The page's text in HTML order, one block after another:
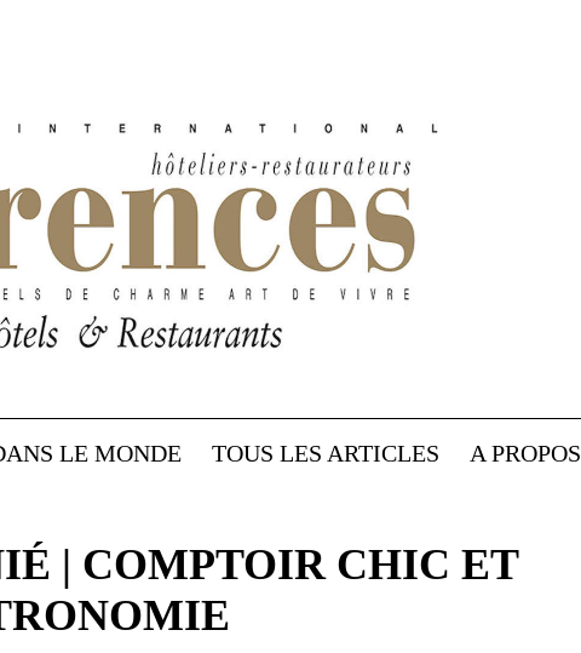
LE MONDE TOUS LES ARTICLES A PROPOS
| COMPTOIR CHIC ET